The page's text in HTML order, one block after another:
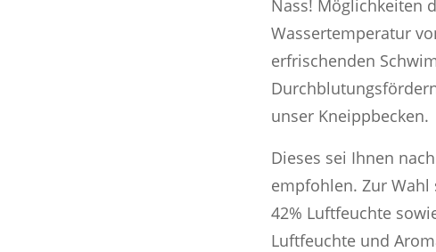
Nass! Möglichkeiten
Wassertemperatur
erfrischenden
unser Kneippbecken.
Dieses sei Ihnen
empfohlen. Zur Wahl
42% Luftfeuchte
Luftfeuchte und